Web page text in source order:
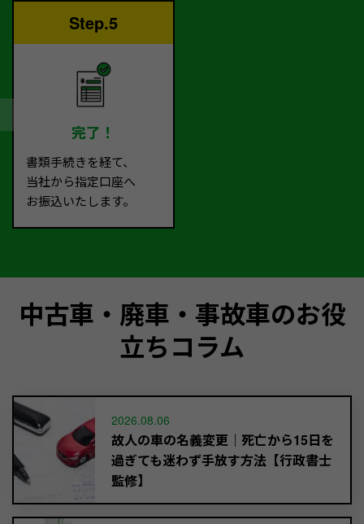
Step.5
完了！
書類手続きを経て、
当社から指定口座へ
お振込いたします。
中古車・廃車・事故車のお役
立ちコラム
2026.08.06
故人の車の名義変更｜死亡から15日を
過ぎても迷わず手放す方法【行政書士
監修】